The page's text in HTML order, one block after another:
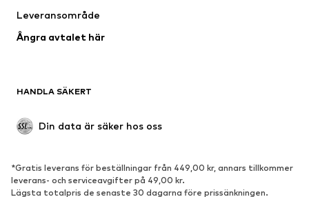
Kappor
Badkläder
Upcycling
Populärt
Leveransområde
Ångra avtalet här
HANDLA SÄKERT
Din data är säker hos oss
*Gratis leverans för beställningar från 449,00 kr, annars tillkommer
leverans- och serviceavgifter på 49,00 kr.
Lägsta totalpris de senaste 30 dagarna före prissänkningen.